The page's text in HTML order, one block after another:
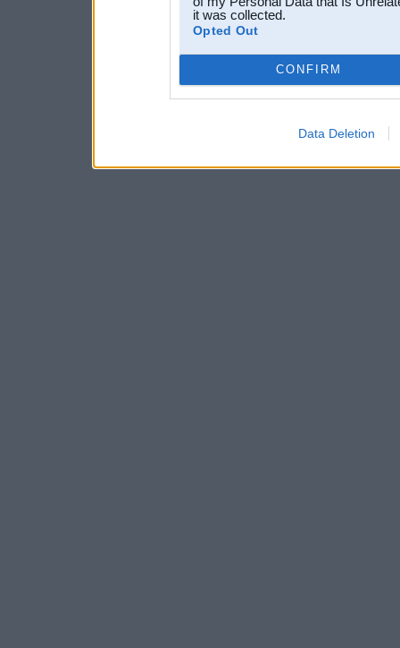
it was collected.
Opted Out
CONFIRM
Data Deletion